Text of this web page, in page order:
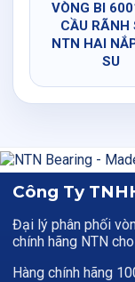
VÒNG BI
CẦU RÃNH
NTN HAI
SU
Công Ty
Đại lý phân phối
chính hãng NTN
Hàng chính hãng